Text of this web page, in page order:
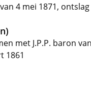
4 mei 1871,
met J.P.P. baron
1861